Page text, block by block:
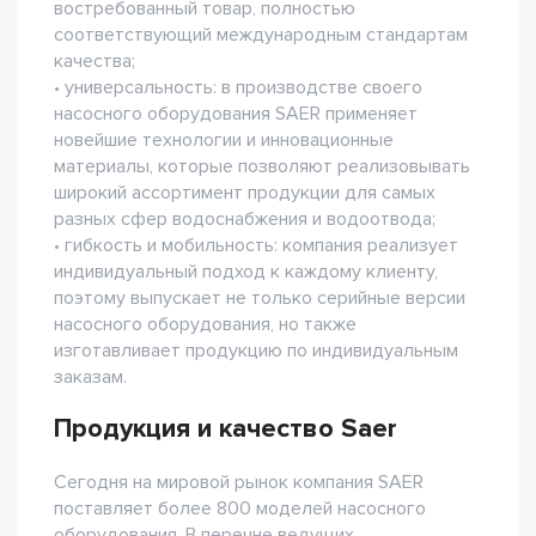
востребованный товар, полностью
соответствующий международным стандартам
качества;
• универсальность: в производстве своего
насосного оборудования SAER применяет
новейшие технологии и инновационные
материалы, которые позволяют реализовывать
широкий ассортимент продукции для самых
разных сфер водоснабжения и водоотвода;
• гибкость и мобильность: компания реализует
индивидуальный подход к каждому клиенту,
поэтому выпускает не только серийные версии
насосного оборудования, но также
изготавливает продукцию по индивидуальным
заказам.
Продукция и качество Saer
Сегодня на мировой рынок компания SAER
поставляет более 800 моделей насосного